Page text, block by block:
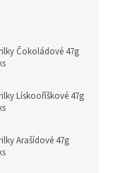
Čokoládové 47g
Lískooříškové 47g
Arašídové 47g